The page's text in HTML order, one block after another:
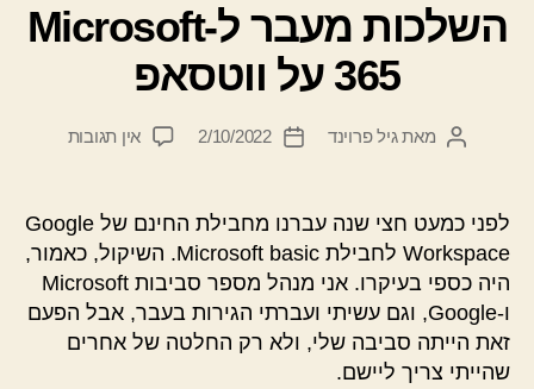
השלכות מעבר ל-Microsoft
365 על ווטסאפ
המחבר
מאתגיל פרוינד
תאריך2/10/2022 אין תגובותעל
365
על
ווטסאפ
לפני כמעט חצי שנה עברנו מחבילת החינם של Google
Workspace לחבילת Microsoft basic. השיקול, כאמור,
היה כספי בעיקרו. אני מנהל מספר סביבות Microsoft
ו-Google, וגם עשיתי ועברתי הגירות בעבר, אבל הפעם
זאת הייתה סביבה שלי, ולא רק החלטה של אחרים
שהייתי צריך ליישם.